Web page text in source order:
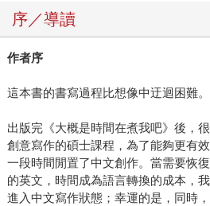
序／導讀
作者序
這本書的書寫過程比想像中迂迴困難。
出版完《大概是時間在煮我吧》後，
創意寫作的碩士課程，為了能夠更有
一段時間閒置了中文創作。當需要恢
的英文，時間成為語言轉換的成本，
進入中文寫作狀態；幸運的是，同時